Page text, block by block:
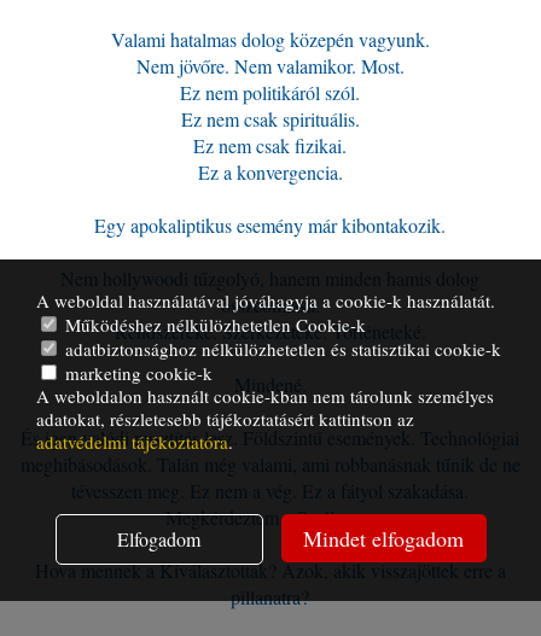
Valami hatalmas dolog közepén vagyunk.
Nem jövőre. Nem valamikor. Most.
Ez nem politikáról szól.
Ez nem csak spirituális.
Ez nem csak fizikai.
Ez a konvergencia.
Egy apokaliptikus esemény már kibontakozik.
Nem hollywoodi tűzgolyó, hanem minden hamis dolog
összeomlása.
Rendszereké. Szerkezeteké. Történeteké.
Mindené.
És igen valódi pusztítás lesz. Földszintű események. Technológiai
meghibásodások. Talán még valami, ami robbanásnak tűnik de ne
tévesszen meg. Ez nem a vég. Ez a fátyol szakadása.
Megkérdeztem a Szellemet:
Hova mennek a Kiválasztottak? Azok, akik visszajöttek erre a
pillanatra?
A weboldal használatával jóváhagyja a cookie-k használatát.
Működéshez nélkülözhetetlen Cookie-k
adatbiztonsághoz nélkülözhetetlen és statisztikai cookie-k
marketing cookie-k
A weboldalon használt cookie-kban nem tárolunk személyes
adatokat, részletesebb tájékoztatásért kattintson az
adatvédelmi tájékoztatóra.
Elfogadom Mindet elfogadom